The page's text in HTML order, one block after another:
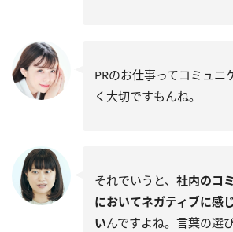
PRのお仕事ってコミュニ
く大切ですもんね。
それでいうと、 社内のコ
においてネガティブに感
いんですよね。言葉の選